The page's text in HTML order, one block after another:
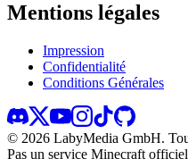
Mentions légales
Impression
Confidentialité
Conditions Générales
© 2026 LabyMedia GmbH.
Pas un service Minecraft